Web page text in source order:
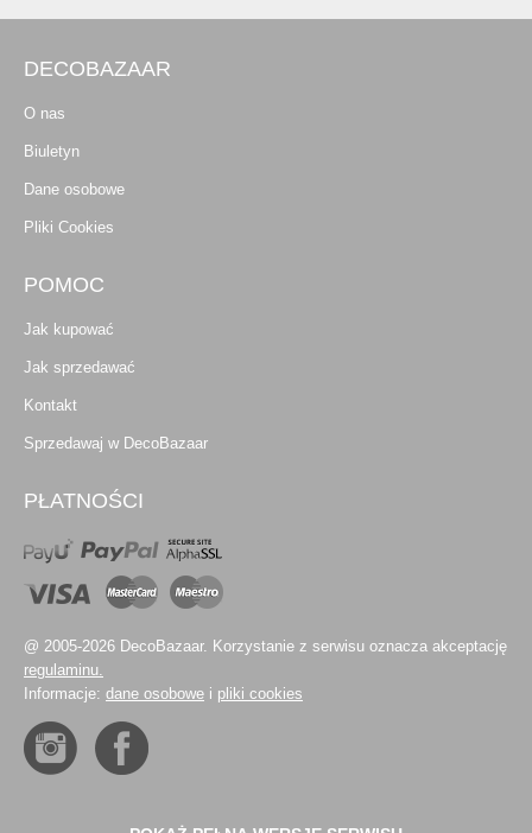
DECOBAZAAR
O nas
Biuletyn
Dane osobowe
Pliki Cookies
POMOC
Jak kupować
Jak sprzedawać
Kontakt
Sprzedawaj w DecoBazaar
PŁATNOŚCI
@ 2005-2026 DecoBazaar. Korzystanie z serwisu oznacza akceptację
regulaminu.
Informacje: dane osobowe i pliki cookies